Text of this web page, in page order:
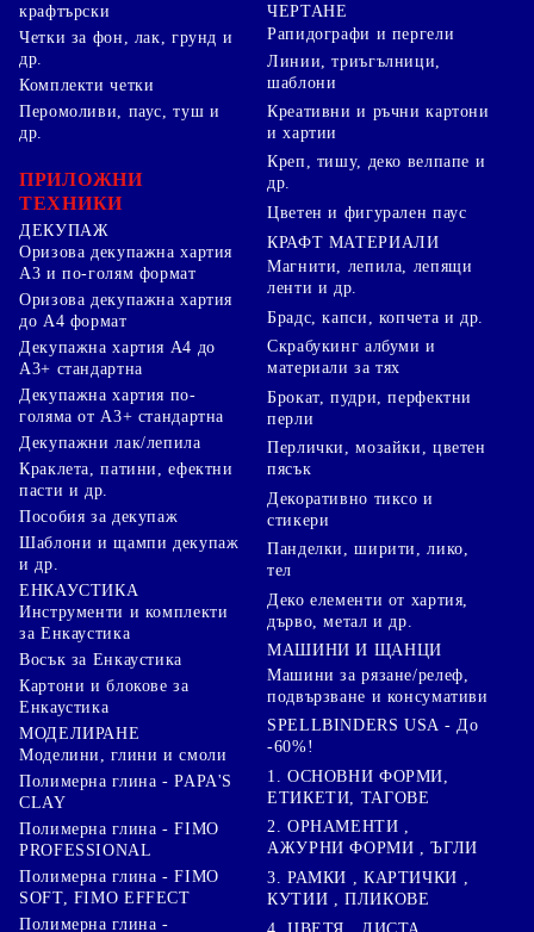
крафтърски
Четки за фон, лак, грунд и
др.
Комплекти четки
ЧЕРТАНЕ
Рапидографи и пергели
Линии, триъгълници,
шаблони
Перомоливи, паус, туш и
др.
ПРИЛОЖНИ
ТЕХНИКИ
ДЕКУПАЖ
Оризова декупажна хартия
А3 и по-голям формат
Оризова декупажна хартия
до А4 формат
Декупажна хартия А4 до
А3+ стандартна
Декупажна хартия по-
голяма от А3+ стандартна
Декупажни лак/лепила
Краклета, патини, ефектни
пасти и др.
Пособия за декупаж
Шаблони и щампи декупаж
и др.
ЕНКАУСТИКА
Инструменти и комплекти
за Енкаустика
Восък за Енкаустика
Картони и блокове за
Енкаустика
МОДЕЛИРАНЕ
Моделини, глини и смоли
Полимерна глина - PAPA'S
CLAY
Полимерна глина - FIMO
PROFESSIONAL
Полимерна глина - FIMO
SOFT, FIMO EFFECT
Полимерна глина -
Креативни и ръчни картони
и хартии
Креп, тишу, деко велпапе и
др.
Цветен и фигурален паус
КРАФТ МАТЕРИАЛИ
Магнити, лепила, лепящи
ленти и др.
Брадс, капси, копчета и др.
Скрабукинг албуми и
материали за тях
Брокат, пудри, перфектни
перли
Перлички, мозайки, цветен
пясък
Декоративно тиксо и
стикери
Панделки, ширити, лико,
тел
Деко елементи от хартия,
дърво, метал и др.
МАШИНИ И ЩАНЦИ
Машини за рязане/релеф,
подвързване и консумативи
SPELLBINDERS USA - До
-60%!
1. ОСНОВНИ ФОРМИ,
ЕТИКЕТИ, ТАГОВЕ
2. ОРНАМЕНТИ ,
АЖУРНИ ФОРМИ , ЪГЛИ
3. РАМКИ , КАРТИЧКИ ,
КУТИИ , ПЛИКОВЕ
4. ЦВЕТЯ , ЛИСТА ,